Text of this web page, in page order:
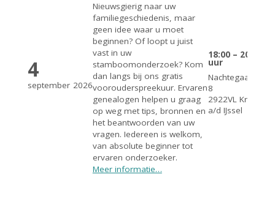
4
september 2026
Nieuwsgierig naar uw
familiegeschiedenis, maar
geen idee waar u moet
beginnen? Of loopt u juist
vast in uw
stamboomonderzoek? Kom
dan langs bij ons gratis
voorouderspreekuur. Ervaren
genealogen helpen u graag
op weg met tips, bronnen en
het beantwoorden van uw
vragen. Iedereen is welkom,
van absolute beginner tot
ervaren onderzoeker.
Meer informatie…
18:00 – 20:00
uur
Nachtegaalstraat
8
2922VL Krimpen
a/d IJssel